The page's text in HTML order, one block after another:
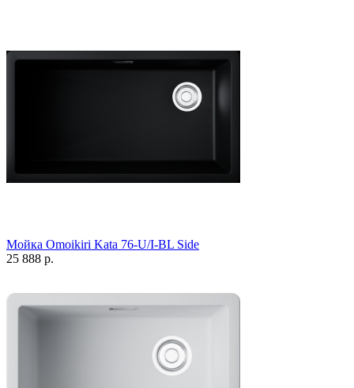
Мойка Omoikiri Kata 76-U/I-BL Side
25 888 р.